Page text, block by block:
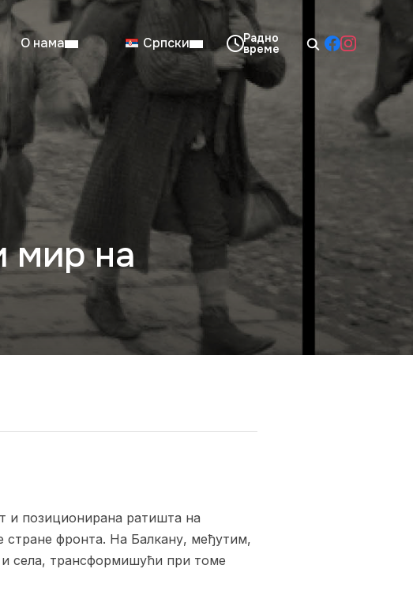
О нама Српски
мир на
и позиционирана ратишта на
стране фронта. На Балкану, међутим,
и села, трансформишући при томе
Суб: 08:00–14:00 Нед: Затворено